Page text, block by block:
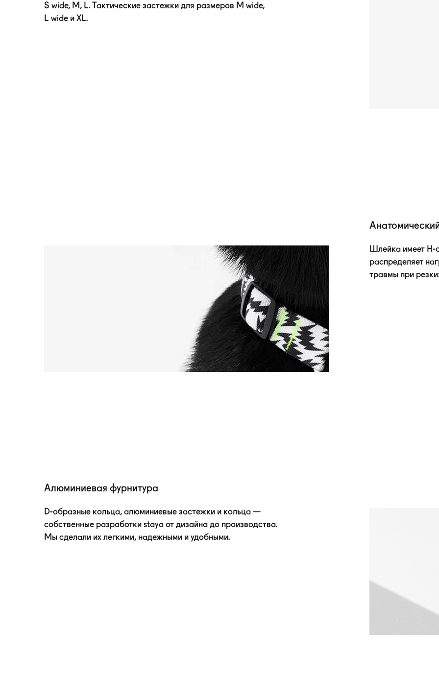
S wide, M, L. Тактические застежки для размеров M wide,
L wide и XL.
Шлейка имеет H-
распределяет
травмы при
Алюминиевая фурнитура
D-образные кольца, алюминиевые застежки и кольца —
собственные разработки staya от дизайна до производства.
Мы сделали их легкими, надежными и удобными.